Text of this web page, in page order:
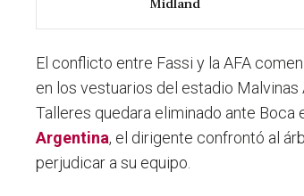
Midland
El conflicto entre Fassi y la AFA
en los vestuarios del estadio
Talleres quedara eliminado ante Boca
Argentina, el dirigente confrontó al
perjudicar a su equipo.